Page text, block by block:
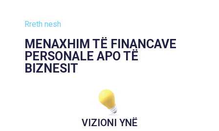
Rreth nesh
MENAXHIM TË FINANCAVE
PERSONALE APO TË
BIZNESIT
VIZIONI YNË